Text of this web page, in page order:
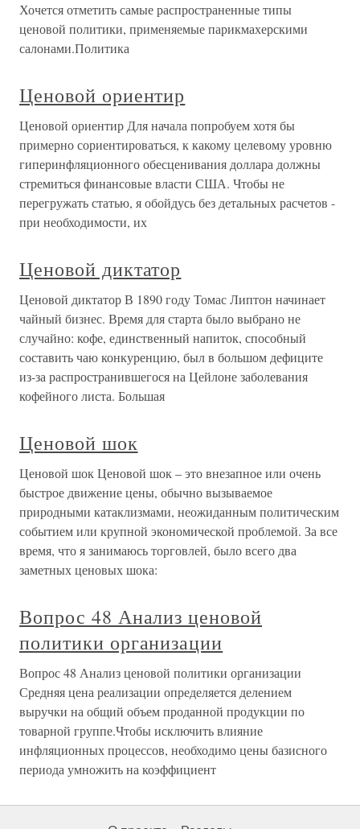
Хочется отметить самые распространенные типы
ценовой политики, применяемые парикмахерскими
салонами.Политика
Ценовой ориентир
Ценовой ориентир Для начала попробуем хотя бы
примерно сориентироваться, к какому целевому уровню
гиперинфляционного обесценивания доллара должны
стремиться финансовые власти США. Чтобы не
перегружать статью, я обойдусь без детальных расчетов -
при необходимости, их
Ценовой диктатор
Ценовой диктатор В 1890 году Томас Липтон начинает
чайный бизнес. Время для старта было выбрано не
случайно: кофе, единственный напиток, способный
составить чаю конкуренцию, был в большом дефиците
из-за распространившегося на Цейлоне заболевания
кофейного листа. Большая
Ценовой шок
Ценовой шок Ценовой шок – это внезапное или очень
быстрое движение цены, обычно вызываемое
природными катаклизмами, неожиданным политическим
событием или крупной экономической проблемой. За все
время, что я занимаюсь торговлей, было всего два
заметных ценовых шока:
Вопрос 48 Анализ ценовой
политики организации
Вопрос 48 Анализ ценовой политики организации
Средняя цена реализации определяется делением
выручки на общий объем проданной продукции по
товарной группе.Чтобы исключить влияние
инфляционных процессов, необходимо цены базисного
периода умножить на коэффициент